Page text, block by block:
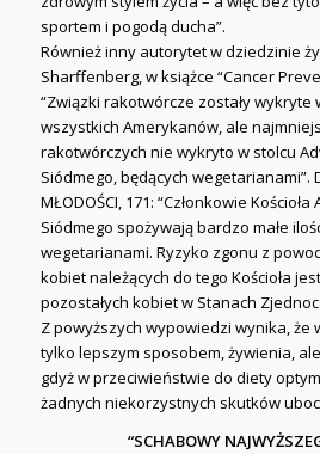
sportem i pogodą ducha”.
Również inny autorytet w dziedzinie
Sharffenberg, w książce “Cancer
“Związki rakotwórcze zostały wykryte
wszystkich Amerykanów, ale
rakotwórczych nie wykryto w stolcu
Siódmego, będących wegetarianami”.
MŁODOŚCI, 171: “Członkowie
Siódmego spożywają bardzo małe
wegetarianami. Ryzyko zgonu z
kobiet należących do tego Kościoła
pozostałych kobiet w Stanach
Z powyższych wypowiedzi wynika, że
tylko lepszym sposobem, żywienia,
gdyż w przeciwieństwie do diety
żadnych niekorzystnych skutków
“SCHABOWY